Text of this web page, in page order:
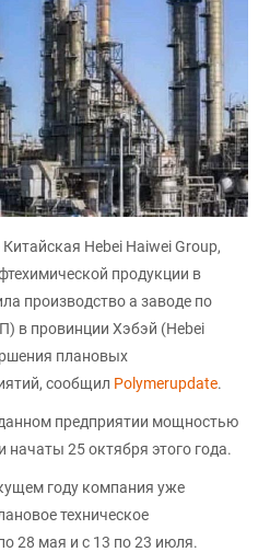
Китайская Hebei Haiwei Group,
продукции в
производство а заводе по
в провинции Хэбэй (Hebei
плановых
сообщил Polymerupdate.
предприятии мощностью
25 октября этого года.
году компания уже
техническое
28 мая и с 13 по 23 июля.